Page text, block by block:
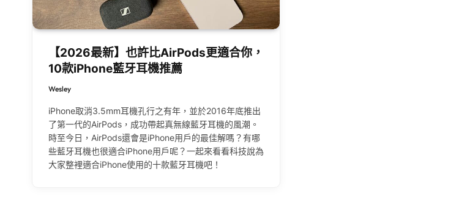
【2026最新】也許比AirPods更適合你，
10款iPhone藍牙耳機推薦
Wesley
iPhone取消3.5mm耳機孔行之有年，並於2016年底推出
了第一代的AirPods，成功帶起真無線藍牙耳機的風潮。
時至今日，AirPods還會是iPhone用戶的最佳解嗎？有哪
些藍牙耳機也很適合iPhone用戶呢？一起來看看科技說為
大家整裡適合iPhone使用的十款藍牙耳機吧！